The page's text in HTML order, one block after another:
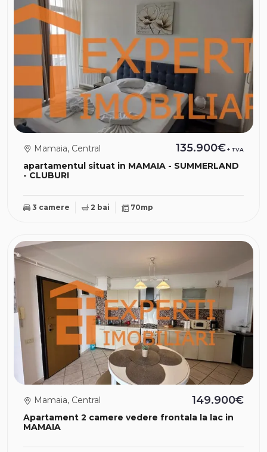
apartamentul situat in MAMAIA - SUMMERLAND
- CLUBURI
Mamaia, Central 135.900€+ TVA
3 camere 2 bai 70mp
Apartament 2 camere vedere frontala la lac in
MAMAIA
Mamaia, Central 149.900€